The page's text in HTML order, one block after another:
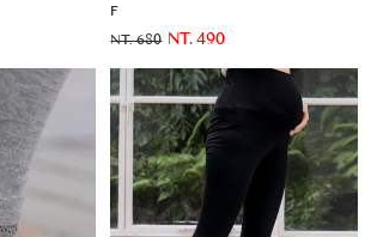
F
NT. 680 NT. 490